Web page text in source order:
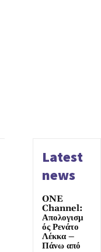
Latest
news
ONE
Channel:
Απολογισμ
ός Ρενάτο
Λέκκα –
Πάνω από